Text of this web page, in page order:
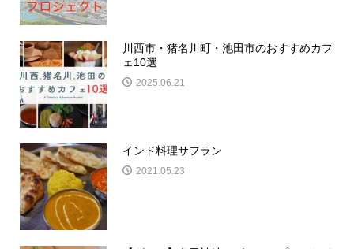
川西市・猪名川町・池田市のおすすめカフ
ェ10選
2025.06.21
インド料理サフラン
2021.05.23